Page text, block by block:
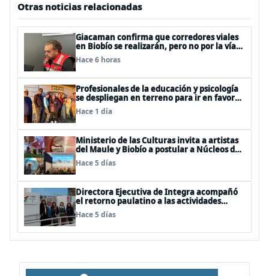
Otras noticias relacionadas
Giacaman confirma que corredores viales
en Biobío se realizarán, pero no por la vía
de la concesión
Hace 6 horas
Profesionales de la educación y psicología
se despliegan en terreno para ir en favor
de niños afectados por la emergencia
Hace 1 día
Ministerio de las Culturas invita a artistas
del Maule y Biobío a postular a Núcleos de
Creación 2026
Hace 5 días
Directora Ejecutiva de Integra acompañó
el retorno paulatino a las actividades
educativas post temporal
Hace 5 días